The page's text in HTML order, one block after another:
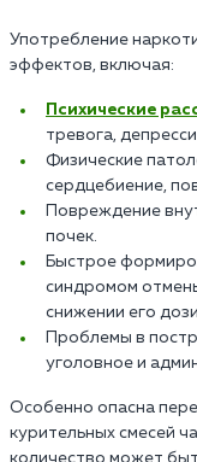
Употребление
эффектов, включая:
Психические
тревога,
Физические
сердцебиение,
Повреждение
почек.
Быстрое
синдромом
снижении его
Проблемы в
уголовное и
Особенно опасна
курительных смесей